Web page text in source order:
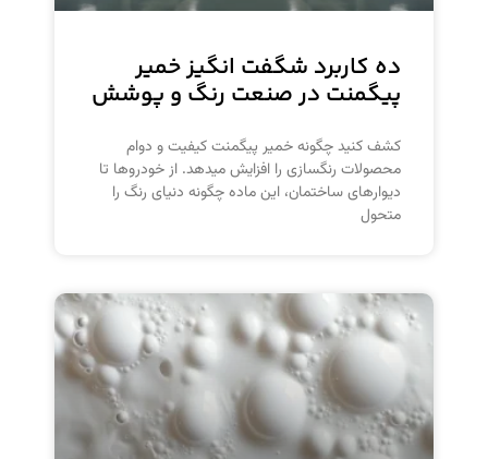
ده کاربرد شگفت انگیز خمیر
پیگمنت در صنعت رنگ و پوشش
کشف کنید چگونه خمیر پیگمنت کیفیت و دوام
محصولات رنگسازی را افزایش میدهد. از خودروها تا
دیوارهای ساختمان، این ماده چگونه دنیای رنگ را
متحول